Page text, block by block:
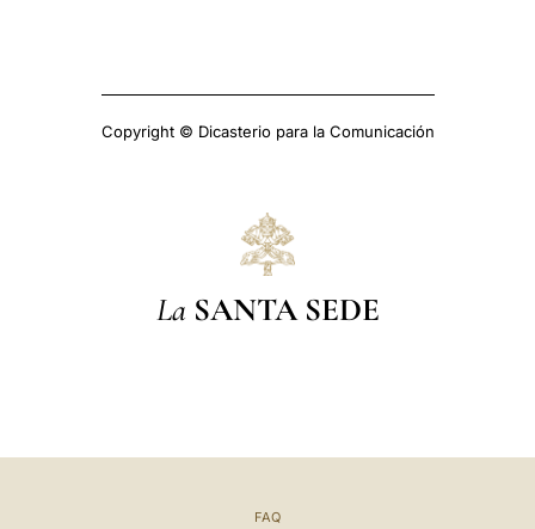
Copyright © Dicasterio para la Comunicación
La SANTA SEDE
FAQ